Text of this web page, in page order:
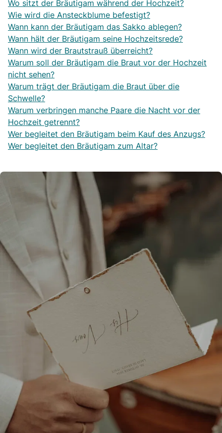
Wo sitzt der Bräutigam während der Hochzeit?
Wie wird die Ansteckblume befestigt?
Wann kann der Bräutigam das Sakko ablegen?
Wann hält der Bräutigam seine Hochzeitsrede?
Wann wird der Brautstrauß überreicht?
Warum soll der Bräutigam die Braut vor der Hochzeit
nicht sehen?
Warum trägt der Bräutigam die Braut über die
Schwelle?
Warum verbringen manche Paare die Nacht vor der
Hochzeit getrennt?
Wer begleitet den Bräutigam beim Kauf des Anzugs?
Wer begleitet den Bräutigam zum Altar?